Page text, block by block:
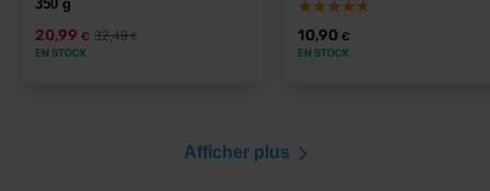
350 g
20,99 € 32,49€
EN STOCK
10,90 €
EN STOCK
Afficher plus